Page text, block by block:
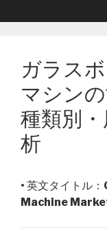
ガラス
マシン
種類別
析
• 英文タイトル：
Machine